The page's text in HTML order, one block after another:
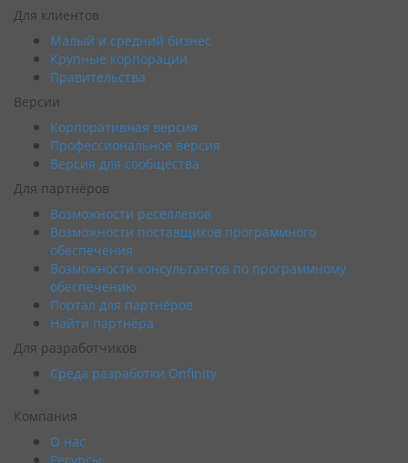
Для клиентов
Малый и средний бизнес
Крупные корпорации
Правительства
Версии
Корпоративная версия
Профессиональное версия
Версия для сообщества
Для партнёров
Возможности реселлеров
Возможности поставщиков программного
обеспечения
Возможности консультантов по программному
обеспечению
Портал для партнёров
Найти партнёра
Для разработчиков
Среда разработки Onfinity
Компания
О нас
Ресурсы